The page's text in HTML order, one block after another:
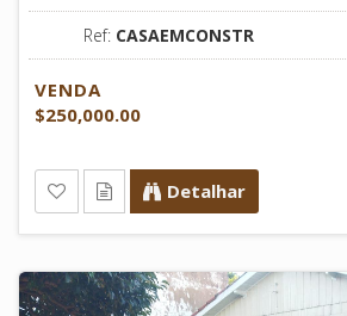
Ref: CASAEMCONSTR
VENDA
$250,000.00
Detalhar